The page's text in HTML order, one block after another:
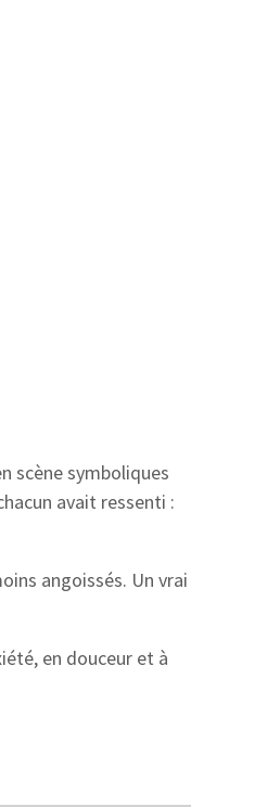
scène symboliques
avait ressenti :
angoissés. Un vrai
en douceur et à